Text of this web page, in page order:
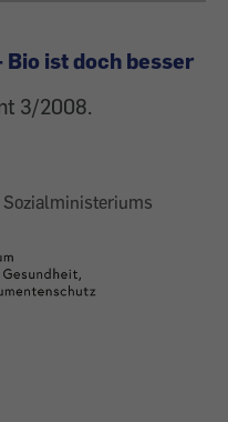
ist doch besser
3/2008.